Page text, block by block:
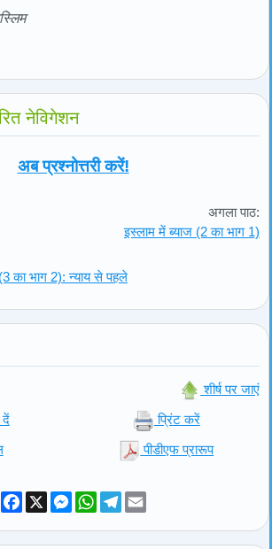
नेविगेशन
अब प्रश्नोत्तरी करें!
का भाग 2): न्याय से पहले
अगला पाठ:
इस्लाम में ब्याज (2 का भाग 1)
शीर्ष पर जाएं
दें प्रिंट करें
पीडीएफ प्रारूप
Facebook
X Messenger
WhatsApp
Telegram